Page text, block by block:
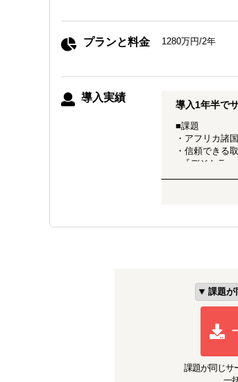
プランと料金 1280万円/2年
導入実績
導入1年半で
■課題
・アフリカ諸
・信頼できる
■『デジトラ
・ 現地展示
海外クラファ
■『デジトラ
・社長の思い
407%を達成
・受注生産が
課題が同じサ